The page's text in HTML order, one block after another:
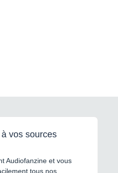
vos sources
Audiofanzine et vous
tous nos